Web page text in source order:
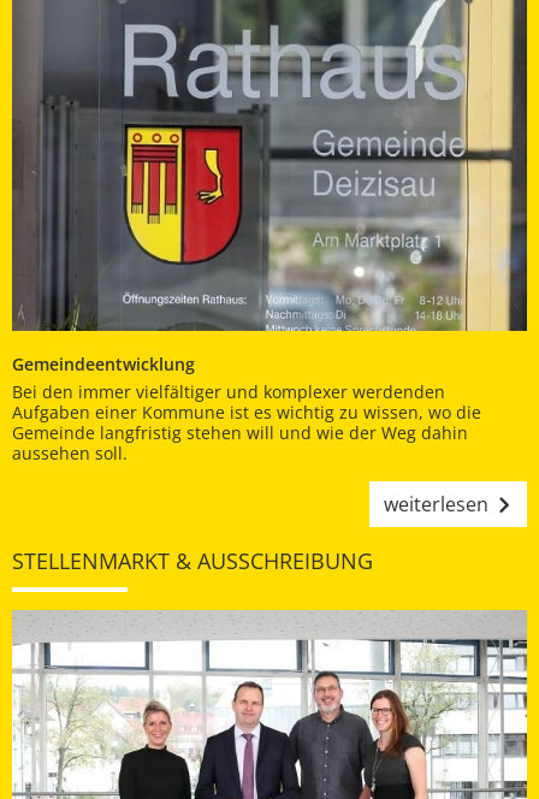
Gemeindeentwicklung
Bei den immer vielfältiger und komplexer werdenden
Aufgaben einer Kommune ist es wichtig zu wissen, wo die
Gemeinde langfristig stehen will und wie der Weg dahin
aussehen soll.
weiterlesen
STELLENMARKT & AUSSCHREIBUNG